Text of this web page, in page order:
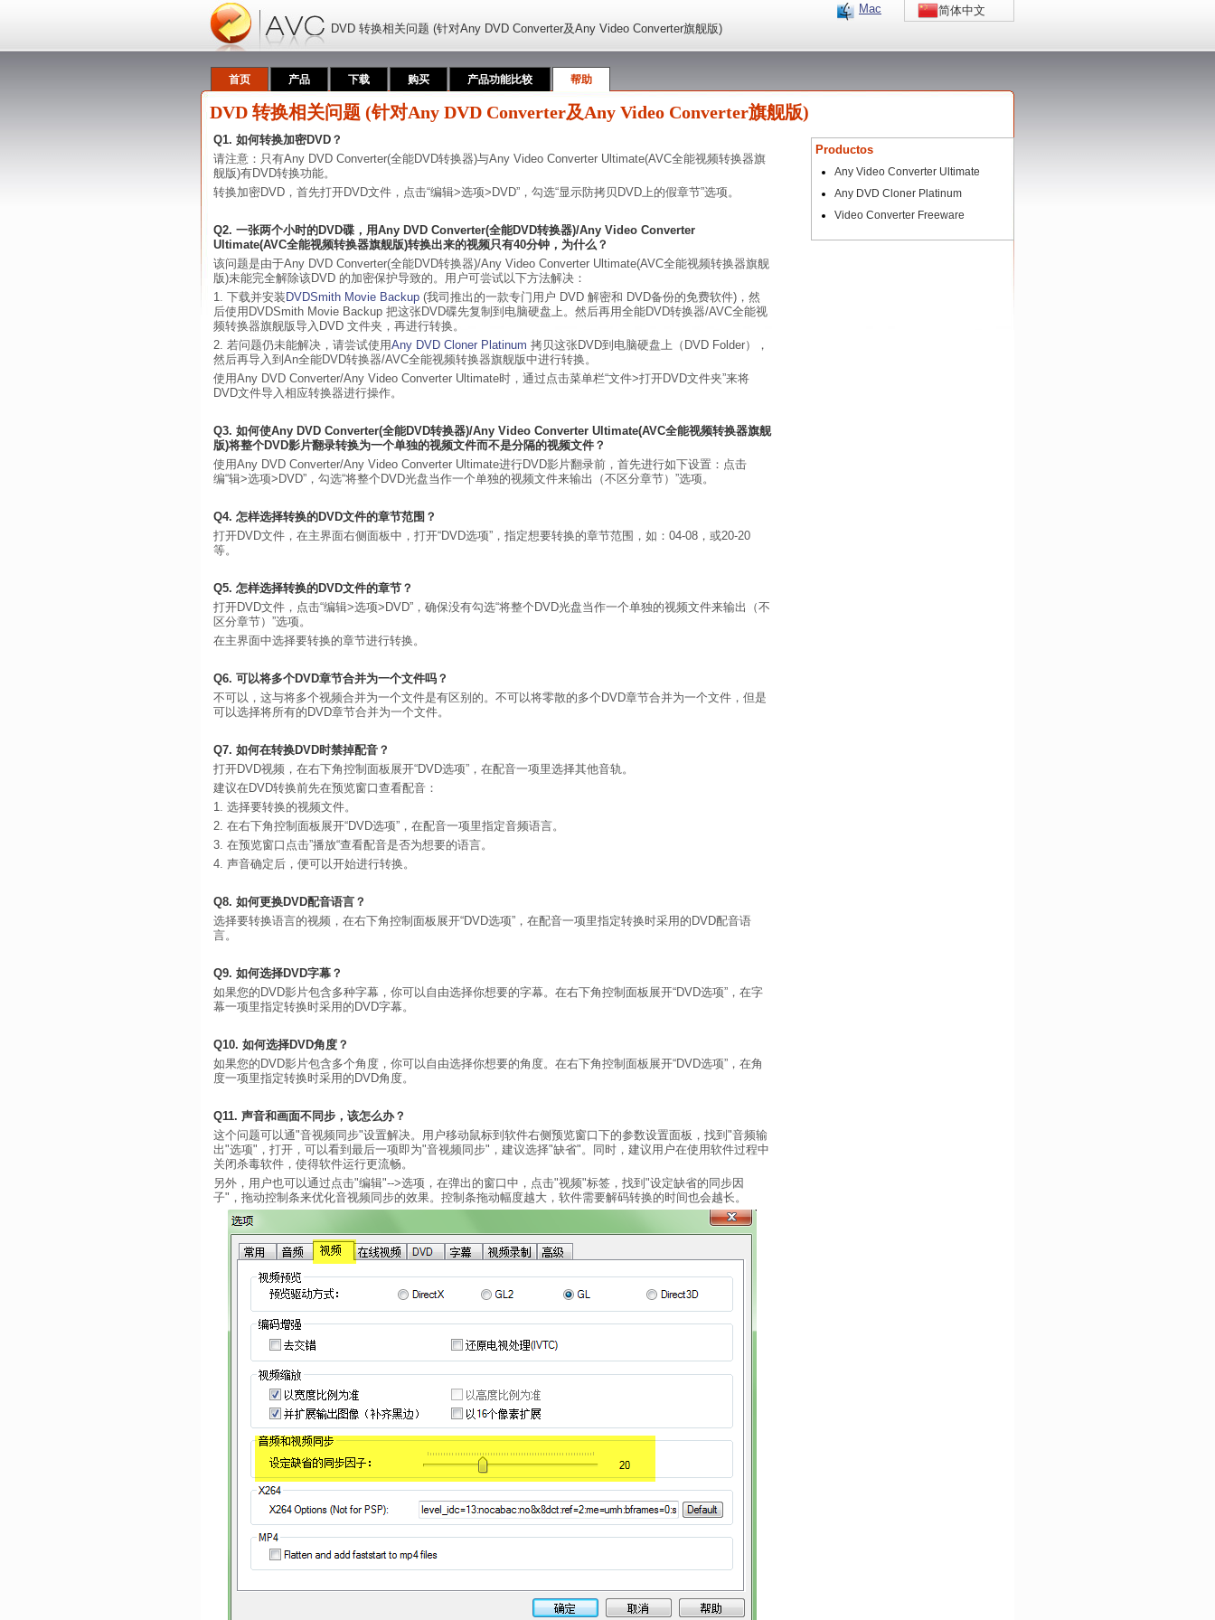
Mac
简体中文
DVD 转换相关问题 (针对Any DVD Converter及Any Video Converter旗舰版)
首页 产品 下载 购买 产品功能比较 帮助
DVD 转换相关问题 (针对Any DVD Converter及Any Video Converter旗舰版)
Q1. 如何转换加密DVD？
请注意：只有Any DVD Converter(全能DVD转换器)与Any Video Converter Ultimate(AVC全能视频转换器旗
舰版)有DVD转换功能。
转换加密DVD，首先打开DVD文件，点击“编辑>选项>DVD”，勾选“显示防拷贝DVD上的假章节”选项。
Q2. 一张两个小时的DVD碟，用Any DVD Converter(全能DVD转换器)/Any Video Converter
Ultimate(AVC全能视频转换器旗舰版)转换出来的视频只有40分钟，为什么？
该问题是由于Any DVD Converter(全能DVD转换器)/Any Video Converter Ultimate(AVC全能视频转换器旗舰
版)未能完全解除该DVD 的加密保护导致的。用户可尝试以下方法解决：
1. 下载并安装 DVDSmith Movie Backup (我司推出的一款专门用户 DVD 解密和 DVD备份的免费软件)，然
后使用DVDSmith Movie Backup 把这张DVD碟先复制到电脑硬盘上。然后再用全能DVD转换器/AVC全能视
频转换器旗舰版导入DVD 文件夹，再进行转换。
2. 若问题仍未能解决，请尝试使用Any DVD Cloner Platinum 拷贝这张DVD到电脑硬盘上（DVD Folder），
然后再导入到An全能DVD转换器/AVC全能视频转换器旗舰版中进行转换。
使用Any DVD Converter/Any Video Converter Ultimate时，通过点击菜单栏“文件>打开DVD文件夹”来将
DVD文件导入相应转换器进行操作。
Q3. 如何使Any DVD Converter(全能DVD转换器)/Any Video Converter Ultimate(AVC全能视频转换器旗舰
版)将整个DVD影片翻录转换为一个单独的视频文件而不是分隔的视频文件？
使用Any DVD Converter/Any Video Converter Ultimate进行DVD影片翻录前，首先进行如下设置：点击
编“辑>选项>DVD”，勾选“将整个DVD光盘当作一个单独的视频文件来输出（不区分章节）”选项。
Q4. 怎样选择转换的DVD文件的章节范围？
打开DVD文件，在主界面右侧面板中，打开“DVD选项”，指定想要转换的章节范围，如：04-08，或20-20
等。
Q5. 怎样选择转换的DVD文件的章节？
打开DVD文件，点击“编辑>选项>DVD”，确保没有勾选“将整个DVD光盘当作一个单独的视频文件来输出（不
区分章节）”选项。
在主界面中选择要转换的章节进行转换。
Q6. 可以将多个DVD章节合并为一个文件吗？
不可以，这与将多个视频合并为一个文件是有区别的。不可以将零散的多个DVD章节合并为一个文件，但是
可以选择将所有的DVD章节合并为一个文件。
Q7. 如何在转换DVD时禁掉配音？
打开DVD视频，在右下角控制面板展开“DVD选项”，在配音一项里选择其他音轨。
建议在DVD转换前先在预览窗口查看配音：
1. 选择要转换的视频文件。
2. 在右下角控制面板展开“DVD选项”，在配音一项里指定音频语言。
3. 在预览窗口点击”播放“查看配音是否为想要的语言。
4. 声音确定后，便可以开始进行转换。
Q8. 如何更换DVD配音语言？
选择要转换语言的视频，在右下角控制面板展开“DVD选项”，在配音一项里指定转换时采用的DVD配音语
言。
Q9. 如何选择DVD字幕？
如果您的DVD影片包含多种字幕，你可以自由选择你想要的字幕。在右下角控制面板展开“DVD选项”，在字
幕一项里指定转换时采用的DVD字幕。
Q10. 如何选择DVD角度？
如果您的DVD影片包含多个角度，你可以自由选择你想要的角度。在右下角控制面板展开“DVD选项”，在角
度一项里指定转换时采用的DVD角度。
Q11. 声音和画面不同步，该怎么办？
这个问题可以通"音视频同步"设置解决。用户移动鼠标到软件右侧预览窗口下的参数设置面板，找到"音频输
出"选项"，打开，可以看到最后一项即为"音视频同步"，建议选择"缺省"。同时，建议用户在使用软件过程中
关闭杀毒软件，使得软件运行更流畅。
另外，用户也可以通过点击"编辑"-->选项，在弹出的窗口中，点击"视频"标签，找到"设定缺省的同步因
子"，拖动控制条来优化音视频同步的效果。控制条拖动幅度越大，软件需要解码转换的时间也会越长。
Productos
Any Video Converter Ultimate
Any DVD Cloner Platinum
Video Converter Freeware